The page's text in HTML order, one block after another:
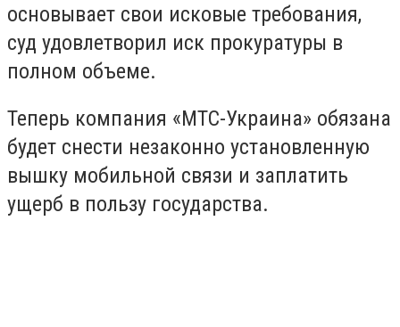
основывает свои исковые требования,
суд удовлетворил иск прокуратуры в
полном объеме.
Теперь компания «МТС-Украина» обязана
будет снести незаконно установленную
вышку мобильной связи и заплатить
ущерб в пользу государства.